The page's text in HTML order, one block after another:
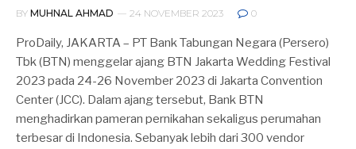
BY MUHNAL AHMAD 24 NOVEMBER 2023 0
ProDaily, JAKARTA – PT Bank Tabungan Negara (Persero)
Tbk (BTN) menggelar ajang BTN Jakarta Wedding Festival
2023 pada 24-26 November 2023 di Jakarta Convention
Center (JCC). Dalam ajang tersebut, Bank BTN
menghadirkan pameran pernikahan sekaligus perumahan
terbesar di Indonesia. Sebanyak lebih dari 300 vendor